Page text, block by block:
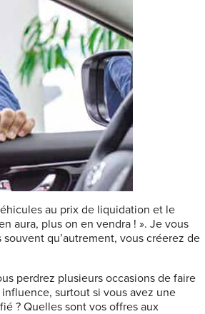
au prix de liquidation et le
aura, plus on en vendra ! ». Je vous
qu’autrement, vous créerez de
perdrez plusieurs occasions de faire
surtout si vous avez une
? Quelles sont vos offres aux